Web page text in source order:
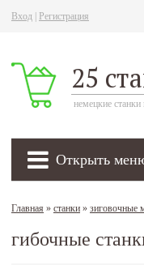
Вход Регистрация
25
немецкие станки
Открыть
Главная » станки » зиговочные
гибочные